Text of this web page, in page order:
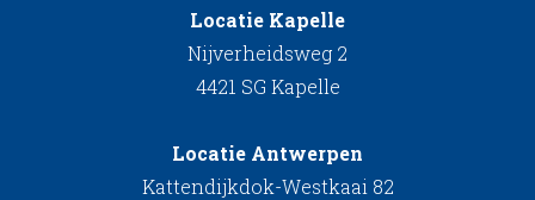
Locatie Kapelle
Nijverheidsweg 2
4421 SG Kapelle
Locatie Antwerpen
Kattendijkdok-Westkaai 82